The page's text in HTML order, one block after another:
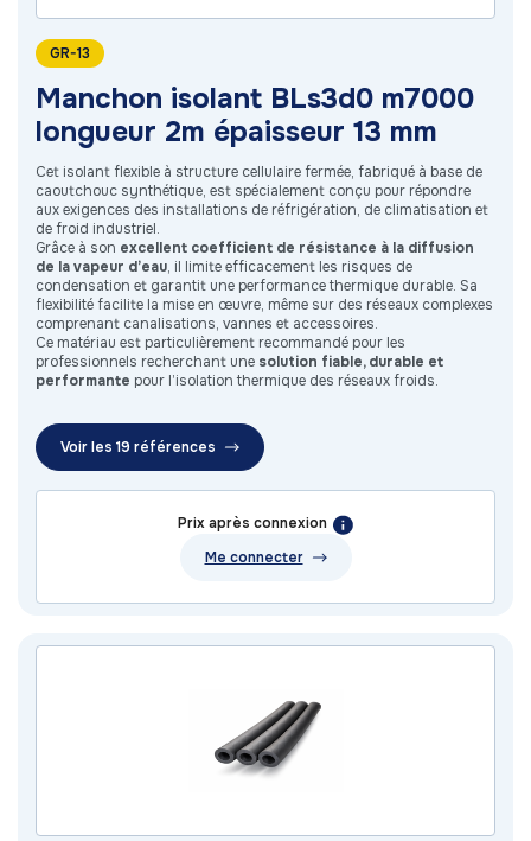
GR-13
Manchon isolant BLs3d0 m7000
longueur 2m épaisseur 13 mm
Cet isolant flexible à structure cellulaire fermée, fabriqué à base de
caoutchouc synthétique, est spécialement conçu pour répondre
aux exigences des installations de réfrigération, de climatisation et
de froid industriel.
Grâce à son excellent coefficient de résistance à la diffusion
de la vapeur d’eau, il limite efficacement les risques de
condensation et garantit une performance thermique durable. Sa
flexibilité facilite la mise en œuvre, même sur des réseaux complexes
comprenant canalisations, vannes et accessoires.
Ce matériau est particulièrement recommandé pour les
professionnels recherchant une solution fiable, durable et
performante pour l’isolation thermique des réseaux froids.
Voir les 19 références
Prix après connexion
Me connecter